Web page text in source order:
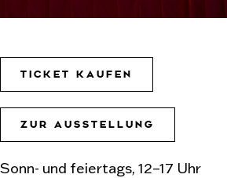
TICKET KAUFEN
ZUR AUSSTELLUNG
Sonn- und feiertags, 12–17 Uhr